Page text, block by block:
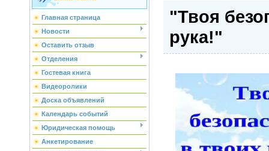
Главная страница
Новости
Оставить отзыв
Отделения
Гостевая книга
Видеоролики
Доска объявлений
Календарь событий
Юридическая помощь
Анкетирование
"Твоя
рука!"